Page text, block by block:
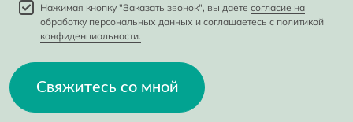
Нажимая кнопку "Заказать звонок", вы даете согласие на
обработку персональных данных и соглашаетесь с политикой
конфиденциальности.
Свяжитесь со мной